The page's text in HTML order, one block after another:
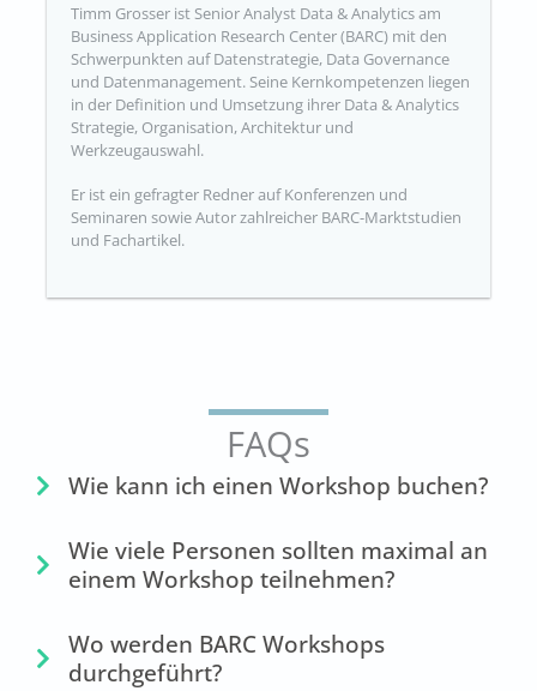
Timm Grosser ist Senior Analyst Data & Analytics am
Business Application Research Center (BARC) mit den
Schwerpunkten auf Datenstrategie, Data Governance
und Datenmanagement. Seine Kernkompetenzen liegen
in der Definition und Umsetzung ihrer Data & Analytics
Strategie, Organisation, Architektur und
Werkzeugauswahl.
Er ist ein gefragter Redner auf Konferenzen und
Seminaren sowie Autor zahlreicher BARC-Marktstudien
und Fachartikel.
FAQs
Wie kann ich einen Workshop buchen?
Wie viele Personen sollten maximal an
einem Workshop teilnehmen?
Wo werden BARC Workshops
durchgeführt?